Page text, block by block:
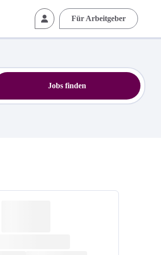
Für Arbeitgeber
Jobs finden